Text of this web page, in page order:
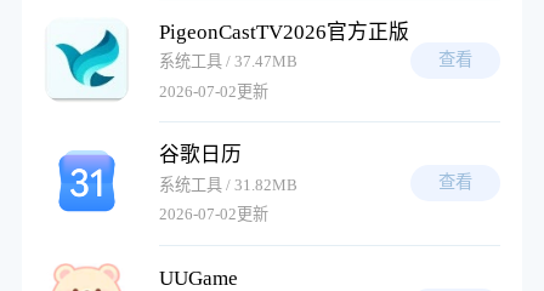
PigeonCastTV2026官方正版
系统工具 / 37.47MB
2026-07-02更新
查看
谷歌日历
系统工具 / 31.82MB
2026-07-02更新
查看
UUGame